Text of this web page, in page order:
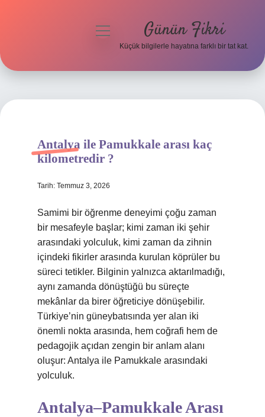
Hakkımızda
menüyü
Günün Fikri
Küçük bilgilerle hayatına farklı bir tat kat.
Antalya ile Pamukkale arası kaç
kilometredir ?
Tarih: Temmuz 3, 2026
Samimi bir öğrenme deneyimi çoğu zaman
bir mesafeyle başlar; kimi zaman iki şehir
arasındaki yolculuk, kimi zaman da zihnin
içindeki fikirler arasında kurulan köprüler bu
süreci tetikler. Bilginin yalnızca aktarılmadığı,
aynı zamanda dönüştüğü bu süreçte
mekânlar da birer öğreticiye dönüşebilir.
Türkiye’nin güneybatısında yer alan iki
önemli nokta arasında, hem coğrafi hem de
pedagojik açıdan zengin bir anlam alanı
oluşur: Antalya ile Pamukkale arasındaki
yolculuk.
Antalya–Pamukkale Arası